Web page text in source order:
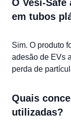
O Vesi-Safe
em tubos
Sim. O produto
adesão de EVs
perda de
Quais
utilizadas?